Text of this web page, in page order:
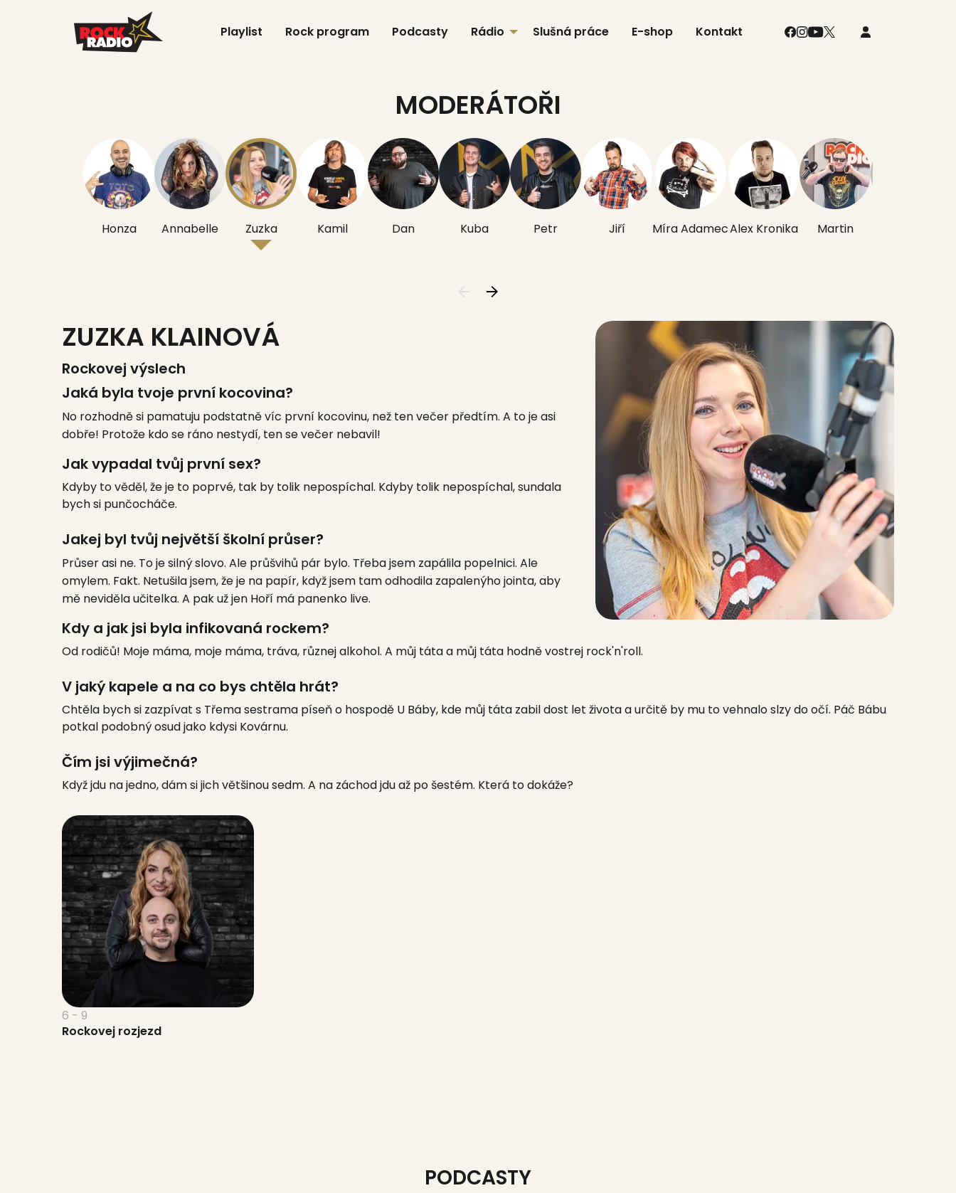
Playlist Rock program Podcasty Rádio Slušná práce E-shop Kontakt
MODERÁTOŘI
Honza Annabelle Zuzka Kamil Dan Kuba Petr Jiří Míra AdamecAlex Kronika Martin
ZUZKA KLAINOVÁ
Rockovej výslech
Jaká byla tvoje první kocovina?
No rozhodně si pamatuju podstatně víc první kocovinu, než ten večer předtím. A to je asi
dobře! Protože kdo se ráno nestydí, ten se večer nebavil!
Jak vypadal tvůj první sex?
Kdyby to věděl, že je to poprvé, tak by tolik nepospíchal. Kdyby tolik nepospíchal, sundala
bych si punčocháče.
Jakej byl tvůj největší školní průser?
Průser asi ne. To je silný slovo. Ale průšvihů pár bylo. Třeba jsem zapálila popelnici. Ale
omylem. Fakt. Netušila jsem, že je na papír, když jsem tam odhodila zapalenýho jointa, aby
mě neviděla učitelka. A pak už jen Hoří má panenko live.
Kdy a jak jsi byla infikovaná rockem?
Od rodičů! Moje máma, moje máma, tráva, různej alkohol. A můj táta a můj táta hodně vostrej rock'n'roll.
V jaký kapele a na co bys chtěla hrát?
Chtěla bych si zazpívat s Třema sestrama píseň o hospodě U Báby, kde můj táta zabil dost let života a určitě by mu to vehnalo slzy do očí. Páč Bábu
potkal podobný osud jako kdysi Kovárnu.
Čím jsi výjimečná?
Když jdu na jedno, dám si jich většinou sedm. A na záchod jdu až po šestém. Která to dokáže?
6 - 9
Rockovej rozjezd
PODCASTY